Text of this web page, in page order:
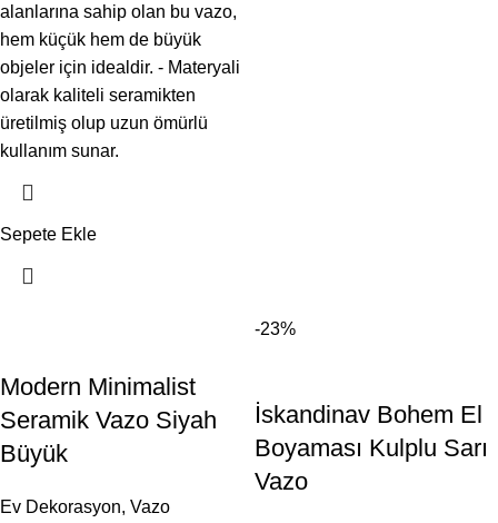
alanlarına sahip olan bu vazo,
hem küçük hem de büyük
objeler için idealdir. - Materyali
olarak kaliteli seramikten
üretilmiş olup uzun ömürlü
kullanım sunar.
Sepete Ekle
Modern Minimalist
Seramik Vazo Siyah
Büyük
Ev Dekorasyon, Vazo
-23%
İskandinav Bohem El
Boyaması Kulplu Sarı
Vazo